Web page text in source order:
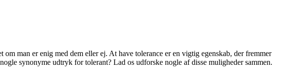
man er enig med dem eller ej. At have tolerance er en vigtig egenskab, der fremmer
synonyme udtryk for tolerant? Lad os udforske nogle af disse muligheder sammen.